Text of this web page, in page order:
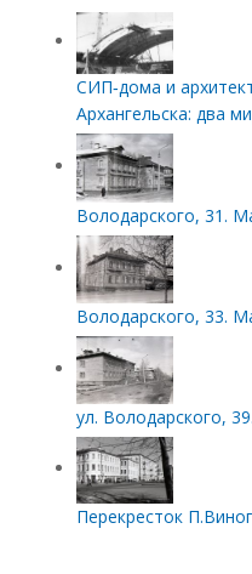
СИП‑дома и
Архангельска: два
Володарского, 31.
Володарского, 33.
ул. Володарского,
Перекресток